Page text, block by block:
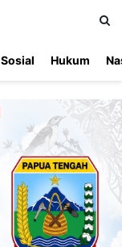
Sosial Hukum